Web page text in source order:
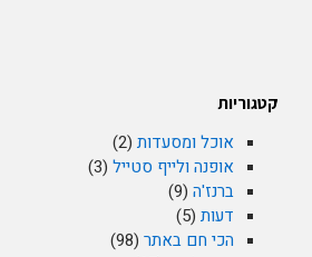
קטגוריות
אוכל ומסעדות (2)
אופנה ולייף סטייל (3)
ברנז'ה (9)
דעות (5)
הכי חם באתר (98)